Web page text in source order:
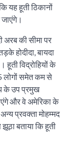
यह हूती ठिकानों
अरब की सीमा पर
होदीदा, बायदा
हूती विद्रोहियों के
लोगों समेत कम से
के उप प्रमुख
और वे अमेरिका के
प्रवक्ता मोहम्मद
बताया कि हूती